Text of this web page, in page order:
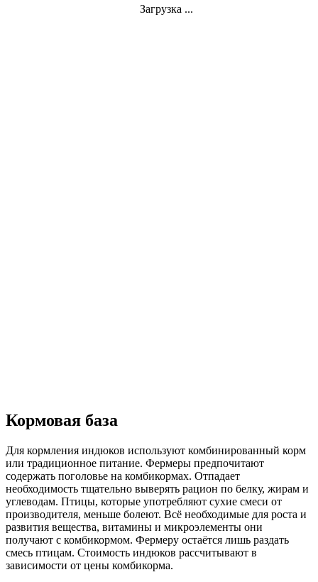
Загрузка ...
Кормовая база
Для кормления индюков используют комбинированный корм
или традиционное питание. Фермеры предпочитают
содержать поголовье на комбикормах. Отпадает
необходимость тщательно выверять рацион по белку, жирам и
углеводам. Птицы, которые употребляют сухие смеси от
производителя, меньше болеют. Всё необходимые для роста и
развития вещества, витамины и микроэлементы они
получают с комбикормом. Фермеру остаётся лишь раздать
смесь птицам. Стоимость индюков рассчитывают в
зависимости от цены комбикорма.